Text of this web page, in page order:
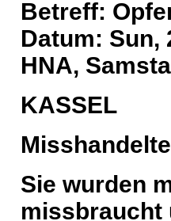
Betreff:
Datum: Sun,
HNA,
KASSEL
Sie wurden
missbraucht